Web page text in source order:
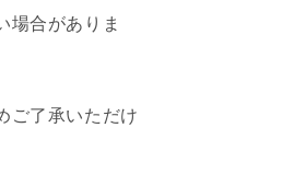
場合がありま
ご了承いただけ